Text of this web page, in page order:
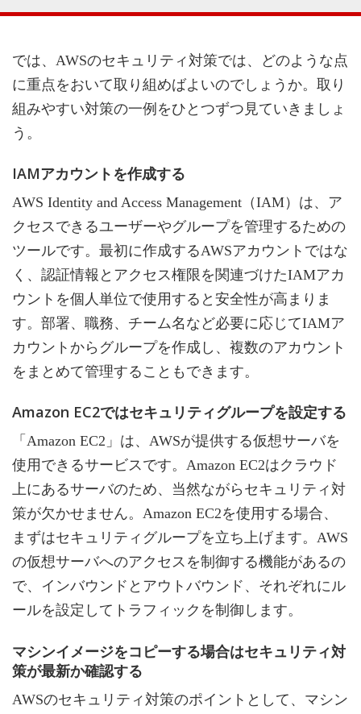
では、AWSのセキュリティ対策では、どのような点
に重点をおいて取り組めばよいのでしょうか。取り
組みやすい対策の一例をひとつずつ見ていきましょ
う。
IAMアカウントを作成する
AWS Identity and Access Management（IAM）は、ア
クセスできるユーザーやグループを管理するための
ツールです。最初に作成するAWSアカウントではな
く、認証情報とアクセス権限を関連づけたIAMアカ
ウントを個人単位で使用すると安全性が高まりま
す。部署、職務、チーム名など必要に応じてIAMア
カウントからグループを作成し、複数のアカウント
をまとめて管理することもできます。
Amazon EC2ではセキュリティグループを設定する
「Amazon EC2」は、AWSが提供する仮想サーバを
使用できるサービスです。Amazon EC2はクラウド
上にあるサーバのため、当然ながらセキュリティ対
策が欠かせません。Amazon EC2を使用する場合、
まずはセキュリティグループを立ち上げます。AWS
の仮想サーバへのアクセスを制御する機能があるの
で、インバウンドとアウトバウンド、それぞれにル
ールを設定してトラフィックを制御します。
マシンイメージをコピーする場合はセキュリティ対
策が最新か確認する
AWSのセキュリティ対策のポイントとして、マシン